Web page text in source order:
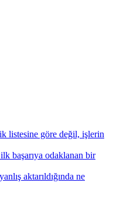
listesine göre değil, işlerin
başarıya odaklanan bir
aktarıldığında ne